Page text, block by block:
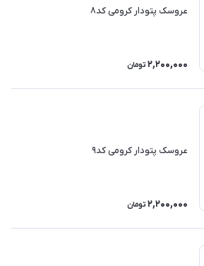
عروسک پتودار کرومی کد۸
2,200,000 تومان
عروسک پتودار کرومی کد۹
2,200,000 تومان